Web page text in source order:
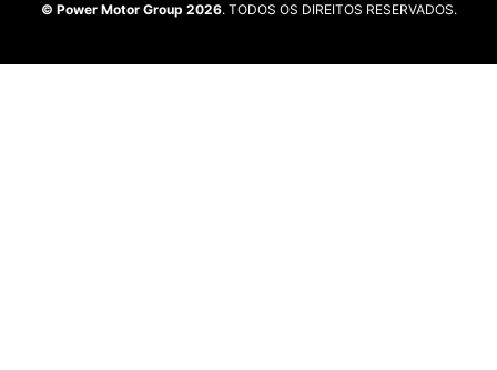
© Power Motor Group 2026. TODOS OS DIREITOS RESERVADOS.